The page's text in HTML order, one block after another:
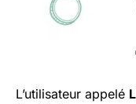
L’utilisateur appelé